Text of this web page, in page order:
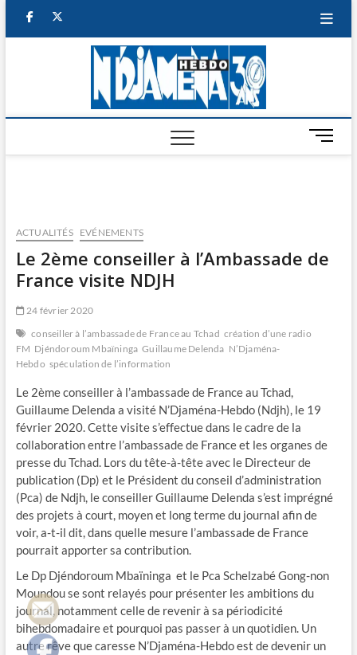
facebook
HEBDO
M
e
t
ACTUALITÉS EVÉNEMENTS
Le 2ème conseiller à l’Ambassade de
France visite NDJH
24 février 2020
conseiller à l’ambassade de France au Tchad création d’une radio
FM Djéndoroum Mbaïninga Guillaume Delenda N’Djaména-
Hebdo spéculation de l’information
Le 2ème conseiller à l’ambassade de France au Tchad,
Guillaume Delenda a visité N’Djaména-Hebdo (Ndjh), le 19
février 2020. Cette visite s’effectue dans le cadre de la
collaboration entre l’ambassade de France et les organes de
presse du Tchad. Lors du tête-à-tête avec le Directeur de
publication (Dp) et le Président du conseil d’administration
(Pca) de Ndjh, le conseiller Guillaume Delenda s’est imprégné
des projets à court, moyen et long terme du journal afin de
voir, a-t-il dit, dans quelle mesure l’ambassade de France
pourrait apporter sa contribution.
Le Dp Djéndoroum Mbaïninga et le Pca Schelzabé Gong-non
Moundou se sont relayés pour présenter les ambitions du
journal, notamment celle de revenir à sa périodicité
bihebdomadaire et pourquoi pas passer à un quotidien. Un
autre rêve que caresse N’Djaména-Hebdo est de devenir un